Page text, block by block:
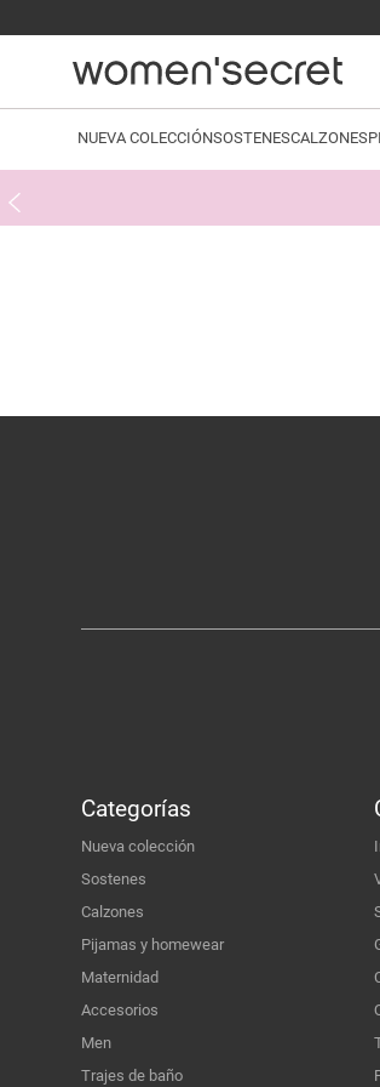
NUEVA COLECCIÓNSOSTENESCALZONES
Categorías
Nueva colección
Sostenes
Calzones
Pijamas y homewear
Maternidad
Accesorios
Men
Trajes de baño